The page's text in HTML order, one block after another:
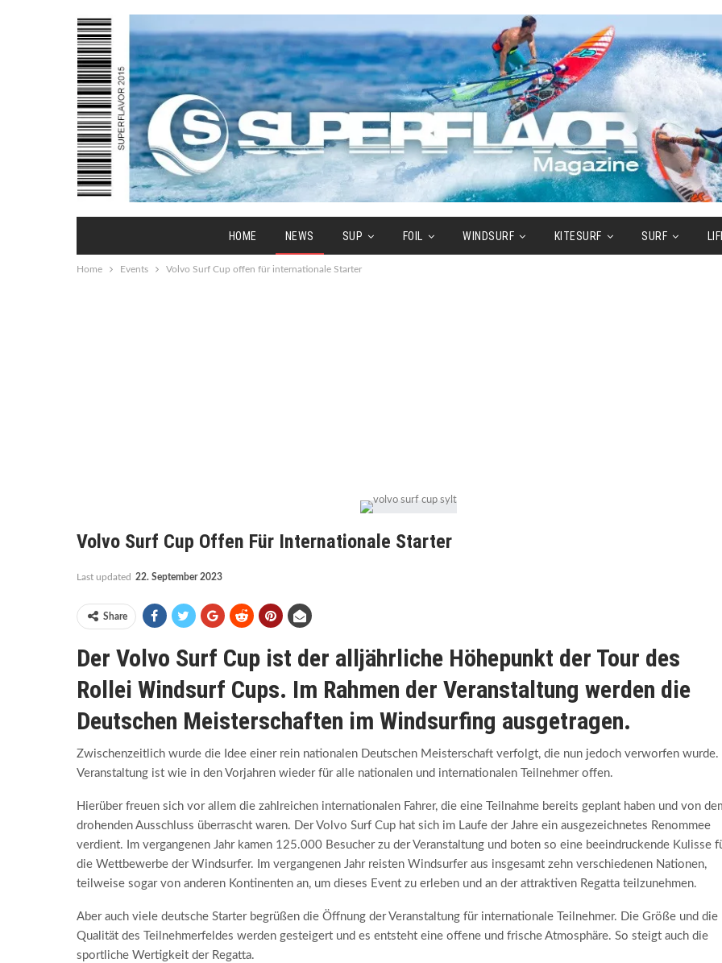
HOME NEWS SUP FOIL WINDSURF KITESURF SURF
Home Events Volvo Surf Cup offen für internationale Starter
Volvo Surf Cup Offen Für Internationale Starter
Last updated 22. September 2023
Share
Der Volvo Surf Cup ist der alljährliche Höhepunkt der Tour des
Rollei Windsurf Cups. Im Rahmen der Veranstaltung werden die
Deutschen Meisterschaften im Windsurfing ausgetragen.
Zwischenzeitlich wurde die Idee einer rein nationalen Deutschen Meisterschaft verfolgt, die nun jedoch verworfen wurde.
Veranstaltung ist wie in den Vorjahren wieder für alle nationalen und internationalen Teilnehmer offen.
Hierüber freuen sich vor allem die zahlreichen internationalen Fahrer, die eine Teilnahme bereits geplant haben und von
drohenden Ausschluss überrascht waren. Der Volvo Surf Cup hat sich im Laufe der Jahre ein ausgezeichnetes Renommee
verdient. Im vergangenen Jahr kamen 125.000 Besucher zu der Veranstaltung und boten so eine beeindruckende Kulisse
die Wettbewerbe der Windsurfer. Im vergangenen Jahr reisten Windsurfer aus insgesamt zehn verschiedenen Nationen,
teilweise sogar von anderen Kontinenten an, um dieses Event zu erleben und an der attraktiven Regatta teilzunehmen.
Aber auch viele deutsche Starter begrüßen die Öffnung der Veranstaltung für internationale Teilnehmer. Die Größe und die
Qualität des Teilnehmerfeldes werden gesteigert und es entsteht eine offene und frische Atmosphäre. So steigt auch die
sportliche Wertigkeit der Regatta.